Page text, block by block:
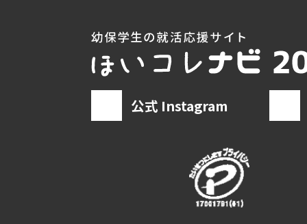
公式 Instagram